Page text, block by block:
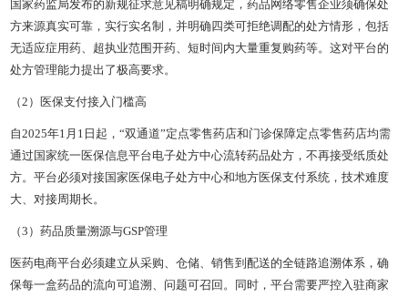
国家药监局发布的新规征求意见稿明确规定，药品网络零售企业须确保处
方来源真实可靠，实行实名制，并明确四类可拒绝调配的处方情形，包括
无适应症用药、超执业范围开药、短时间内大量重复购药等。这对平台的
处方管理能力提出了极高要求。
（2）医保支付接入门槛高
自2025年1月1日起，“双通道”定点零售药店和门诊保障定点零售药店均需
通过国家统一医保信息平台电子处方中心流转药品处方，不再接受纸质处
方。平台必须对接国家医保电子处方中心和地方医保支付系统，技术难度
大、对接周期长。
（3）药品质量溯源与GSP管理
医药电商平台必须建立从采购、仓储、销售到配送的全链路追溯体系，确
保每一盒药品的流向可追溯、问题可召回。同时，平台需要严控入驻商家